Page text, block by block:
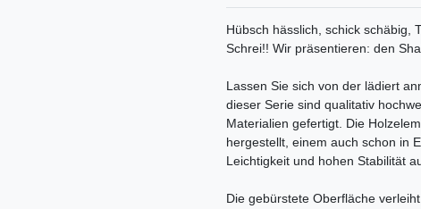
Hübsch hässlich, schick schäbig,
Schrei!! Wir präsentieren: den
Lassen Sie sich von der lädiert
dieser Serie sind qualitativ
Materialien gefertigt. Die
hergestellt, einem auch schon in
Leichtigkeit und hohen Stabilität
Die gebürstete Oberfläche